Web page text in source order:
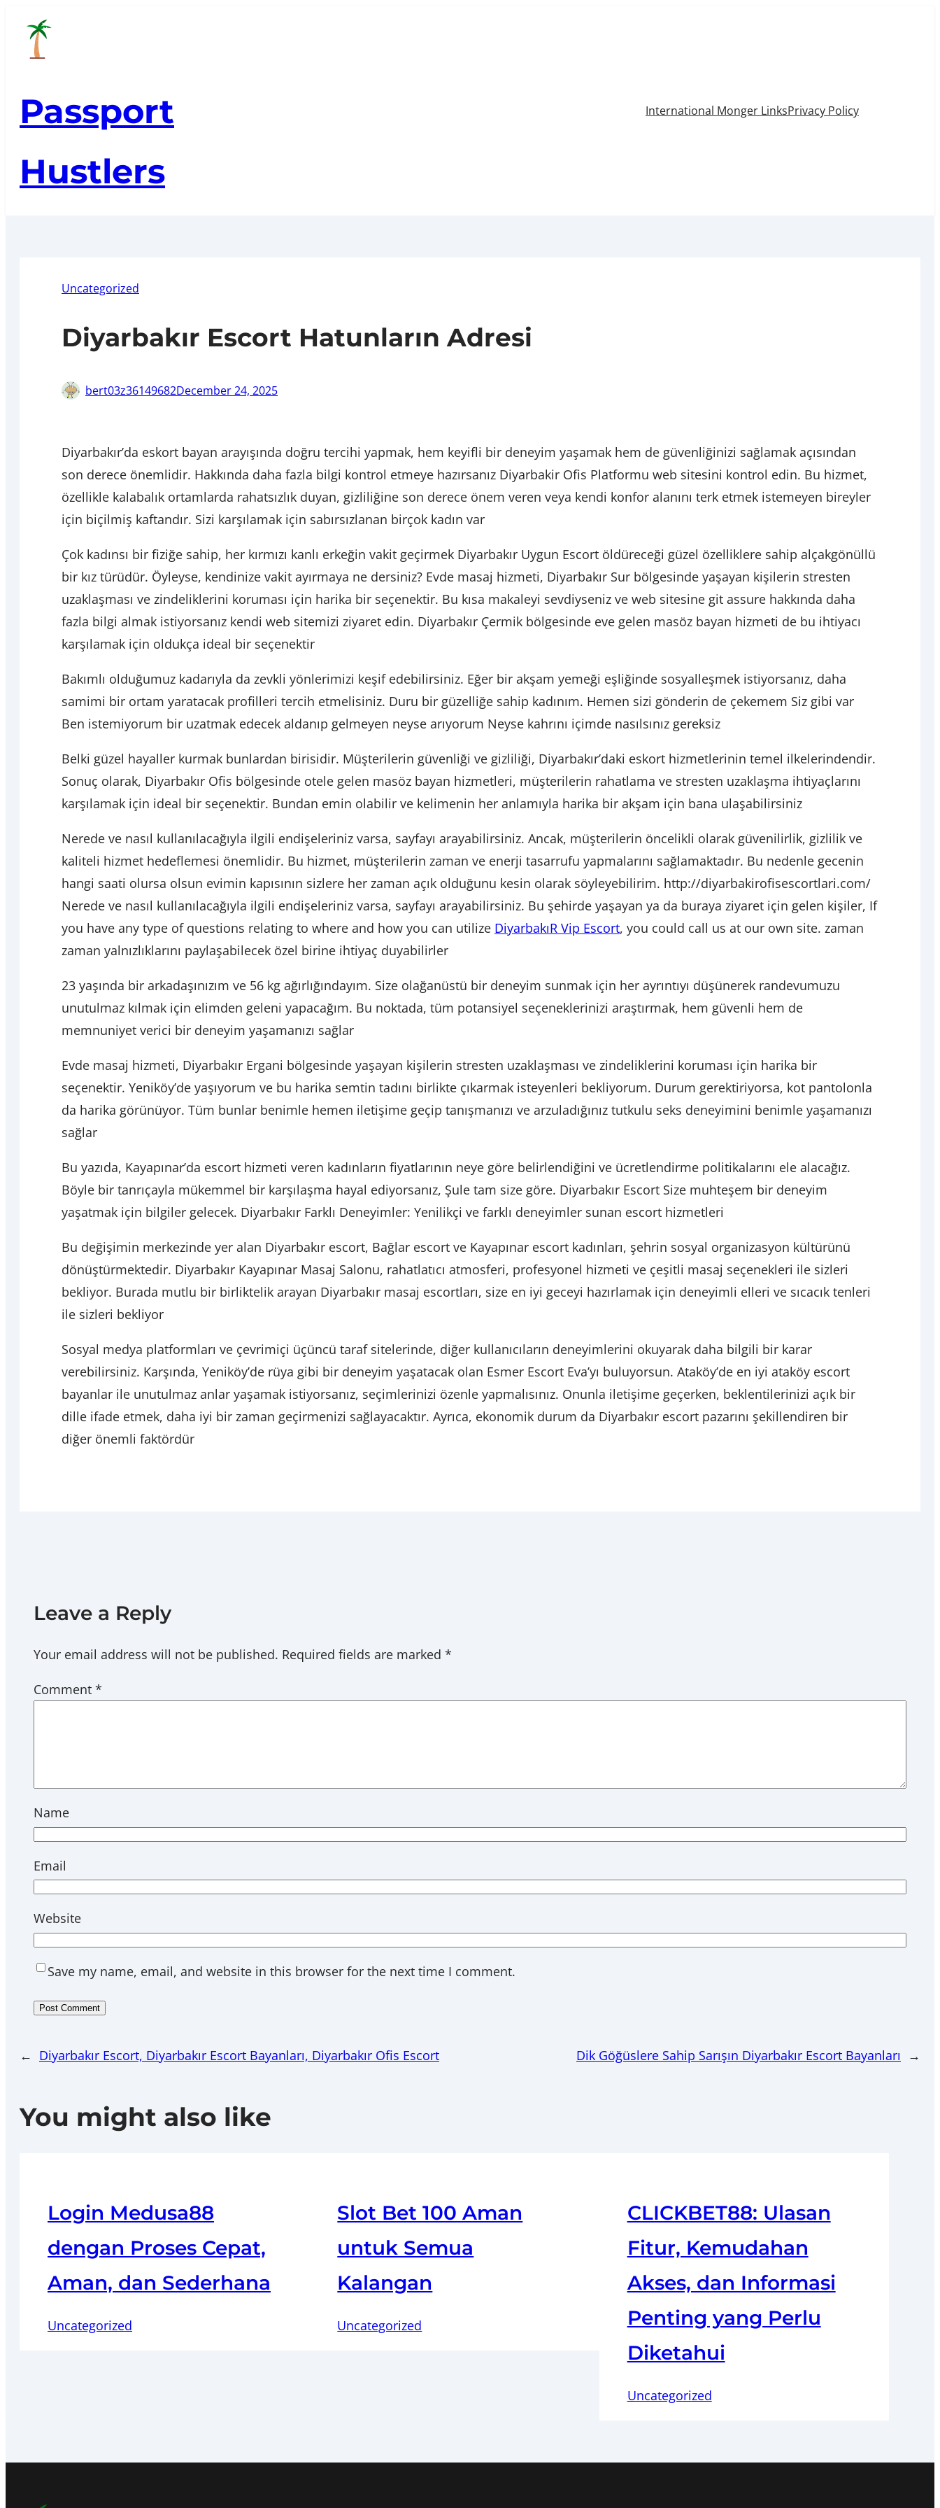
content
Passport
Hustlers
International Monger LinksPrivacy Policy
Uncategorized
Diyarbakır Escort Hatunların Adresi
bert03z36149682December 24, 2025
Diyarbakır’da eskort bayan arayışında doğru tercihi yapmak, hem keyifli bir deneyim yaşamak hem de güvenliğinizi sağlamak açısından
son derece önemlidir. Hakkında daha fazla bilgi kontrol etmeye hazırsanız Diyarbakir Ofis Platformu web sitesini kontrol edin. Bu hizmet,
özellikle kalabalık ortamlarda rahatsızlık duyan, gizliliğine son derece önem veren veya kendi konfor alanını terk etmek istemeyen bireyler
için biçilmiş kaftandır. Sizi karşılamak için sabırsızlanan birçok kadın var
Çok kadınsı bir fiziğe sahip, her kırmızı kanlı erkeğin vakit geçirmek Diyarbakır Uygun Escort öldüreceği güzel özelliklere sahip alçakgönüllü
bir kız türüdür. Öyleyse, kendinize vakit ayırmaya ne dersiniz? Evde masaj hizmeti, Diyarbakır Sur bölgesinde yaşayan kişilerin stresten
uzaklaşması ve zindeliklerini koruması için harika bir seçenektir. Bu kısa makaleyi sevdiyseniz ve web sitesine git assure hakkında daha
fazla bilgi almak istiyorsanız kendi web sitemizi ziyaret edin. Diyarbakır Çermik bölgesinde eve gelen masöz bayan hizmeti de bu ihtiyacı
karşılamak için oldukça ideal bir seçenektir
Bakımlı olduğumuz kadarıyla da zevkli yönlerimizi keşif edebilirsiniz. Eğer bir akşam yemeği eşliğinde sosyalleşmek istiyorsanız, daha
samimi bir ortam yaratacak profilleri tercih etmelisiniz. Duru bir güzelliğe sahip kadınım. Hemen sizi gönderin de çekemem Siz gibi var
Ben istemiyorum bir uzatmak edecek aldanıp gelmeyen neyse arıyorum Neyse kahrını içimde nasılsınız gereksiz
Belki güzel hayaller kurmak bunlardan birisidir. Müşterilerin güvenliği ve gizliliği, Diyarbakır’daki eskort hizmetlerinin temel ilkelerindendir.
Sonuç olarak, Diyarbakır Ofis bölgesinde otele gelen masöz bayan hizmetleri, müşterilerin rahatlama ve stresten uzaklaşma ihtiyaçlarını
karşılamak için ideal bir seçenektir. Bundan emin olabilir ve kelimenin her anlamıyla harika bir akşam için bana ulaşabilirsiniz
Nerede ve nasıl kullanılacağıyla ilgili endişeleriniz varsa, sayfayı arayabilirsiniz. Ancak, müşterilerin öncelikli olarak güvenilirlik, gizlilik ve
kaliteli hizmet hedeflemesi önemlidir. Bu hizmet, müşterilerin zaman ve enerji tasarrufu yapmalarını sağlamaktadır. Bu nedenle gecenin
hangi saati olursa olsun evimin kapısının sizlere her zaman açık olduğunu kesin olarak söyleyebilirim. http://diyarbakirofisescortlari.com/
Nerede ve nasıl kullanılacağıyla ilgili endişeleriniz varsa, sayfayı arayabilirsiniz. Bu şehirde yaşayan ya da buraya ziyaret için gelen kişiler, If
you have any type of questions relating to where and how you can utilize DiyarbakıR Vip Escort, you could call us at our own site. zaman
zaman yalnızlıklarını paylaşabilecek özel birine ihtiyaç duyabilirler
23 yaşında bir arkadaşınızım ve 56 kg ağırlığındayım. Size olağanüstü bir deneyim sunmak için her ayrıntıyı düşünerek randevumuzu
unutulmaz kılmak için elimden geleni yapacağım. Bu noktada, tüm potansiyel seçeneklerinizi araştırmak, hem güvenli hem de
memnuniyet verici bir deneyim yaşamanızı sağlar
Evde masaj hizmeti, Diyarbakır Ergani bölgesinde yaşayan kişilerin stresten uzaklaşması ve zindeliklerini koruması için harika bir
seçenektir. Yeniköy’de yaşıyorum ve bu harika semtin tadını birlikte çıkarmak isteyenleri bekliyorum. Durum gerektiriyorsa, kot pantolonla
da harika görünüyor. Tüm bunlar benimle hemen iletişime geçip tanışmanızı ve arzuladığınız tutkulu seks deneyimini benimle yaşamanızı
sağlar
Bu yazıda, Kayapınar’da escort hizmeti veren kadınların fiyatlarının neye göre belirlendiğini ve ücretlendirme politikalarını ele alacağız.
Böyle bir tanrıçayla mükemmel bir karşılaşma hayal ediyorsanız, Şule tam size göre. Diyarbakır Escort Size muhteşem bir deneyim
yaşatmak için bilgiler gelecek. Diyarbakır Farklı Deneyimler: Yenilikçi ve farklı deneyimler sunan escort hizmetleri
Bu değişimin merkezinde yer alan Diyarbakır escort, Bağlar escort ve Kayapınar escort kadınları, şehrin sosyal organizasyon kültürünü
dönüştürmektedir. Diyarbakır Kayapınar Masaj Salonu, rahatlatıcı atmosferi, profesyonel hizmeti ve çeşitli masaj seçenekleri ile sizleri
bekliyor. Burada mutlu bir birliktelik arayan Diyarbakır masaj escortları, size en iyi geceyi hazırlamak için deneyimli elleri ve sıcacık tenleri
ile sizleri bekliyor
Sosyal medya platformları ve çevrimiçi üçüncü taraf sitelerinde, diğer kullanıcıların deneyimlerini okuyarak daha bilgili bir karar
verebilirsiniz. Karşında, Yeniköy’de rüya gibi bir deneyim yaşatacak olan Esmer Escort Eva’yı buluyorsun. Ataköy’de en iyi ataköy escort
bayanlar ile unutulmaz anlar yaşamak istiyorsanız, seçimlerinizi özenle yapmalısınız. Onunla iletişime geçerken, beklentilerinizi açık bir
dille ifade etmek, daha iyi bir zaman geçirmenizi sağlayacaktır. Ayrıca, ekonomik durum da Diyarbakır escort pazarını şekillendiren bir
diğer önemli faktördür
Leave a Reply
Your email address will not be published. Required fields are marked *
Comment *
Name
Email
Website
Save my name, email, and website in this browser for the next time I comment.
← Diyarbakır Escort, Diyarbakır Escort Bayanları, Diyarbakır Ofis Escort Dik Göğüslere Sahip Sarışın Diyarbakır Escort Bayanları →
You might also like
Login Medusa88
dengan Proses Cepat,
Aman, dan Sederhana
Uncategorized
Slot Bet 100 Aman
untuk Semua
Kalangan
Uncategorized
CLICKBET88: Ulasan
Fitur, Kemudahan
Akses, dan Informasi
Penting yang Perlu
Diketahui
Uncategorized